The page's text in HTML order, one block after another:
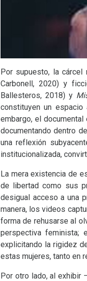
Por supuesto, la cárcel
Carbonell, 2020) y
Ballesteros, 2018) y
constituyen un
embargo, el
documentando dentro
una reflexión
institucionalizada,
La mera existencia de
de libertad como sus
desigual acceso a una
manera, los videos
forma de rehusarse al
perspectiva feminista;
explicitando la rigidez
estas mujeres, tanto en
Por otro lado, al exhibir